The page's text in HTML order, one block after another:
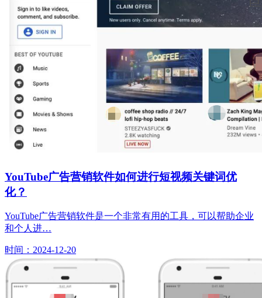
YouTube广告营销软件如何进行短视频关键词优
化？
YouTube广告营销软件是一个非常有用的工具，可以帮助企业
和个人进…
时间：2024-12-20